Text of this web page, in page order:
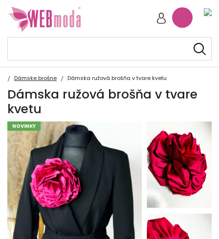
Dámske brošne Dámska ružová brošňa v tvare kvetu
Dámska ružová brošňa v tvare
kvetu
NOVINKY